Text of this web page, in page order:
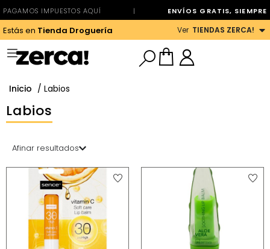
PAGAMOS IMPUESTOS AQUÍ | ENVÍOS GRATIS, SIEMPRE
Estás en Tienda Droguería Ver TIENDAS ZERCA!
Inicio / Labios
Labios
Afinar resultados